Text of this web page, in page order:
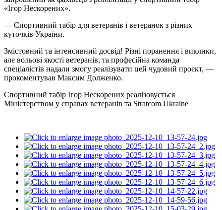
«Ігор Нескорених».
— Спортивний табір для ветеранів і ветеранок з різних
куточків України.
Змістовний та інтенсивний досвід! Різні поранення і виклики,
але вольові якості ветеранів, та професійна команда
спеціалістів надали змогу реалізувати цей чудовий проєкт, —
прокоментував Максим Долженко.
Спортивний табір Ігор Нескорених реалізовується
Міністерством у справах ветеранів та Stratcom Ukraine